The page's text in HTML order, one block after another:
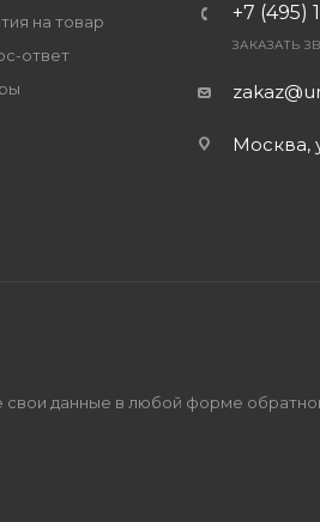
на товар
ответ
+7 (495)
ЗАКАЗАТЬ
Москва,
свои данные в любой форме